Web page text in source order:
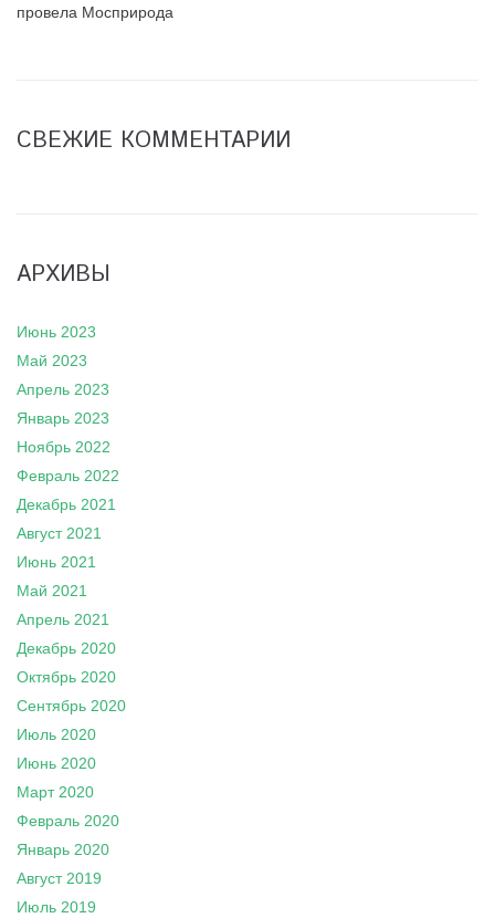
провела Мосприрода
СВЕЖИЕ КОММЕНТАРИИ
АРХИВЫ
Июнь 2023
Май 2023
Апрель 2023
Январь 2023
Ноябрь 2022
Февраль 2022
Декабрь 2021
Август 2021
Июнь 2021
Май 2021
Апрель 2021
Декабрь 2020
Октябрь 2020
Сентябрь 2020
Июль 2020
Июнь 2020
Март 2020
Февраль 2020
Январь 2020
Август 2019
Июль 2019